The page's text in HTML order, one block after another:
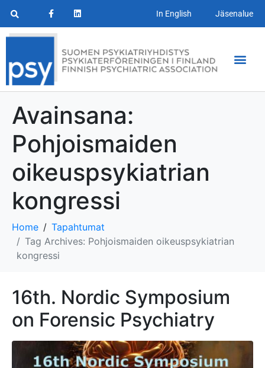
In English Jäsenalue
Avainsana:
Pohjoismaiden
oikeuspsykiatrian
kongressi
Home
Tapahtumat
Tag Archives: Pohjoismaiden oikeuspsykiatrian
kongressi
16th. Nordic Symposium
on Forensic Psychiatry